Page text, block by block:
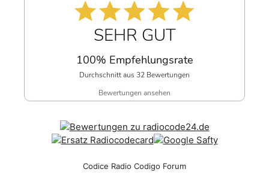
SEHR GUT
100% Empfehlungsrate
Durchschnitt aus 32 Bewertungen
Bewertungen ansehen
Codice Radio Codigo Forum